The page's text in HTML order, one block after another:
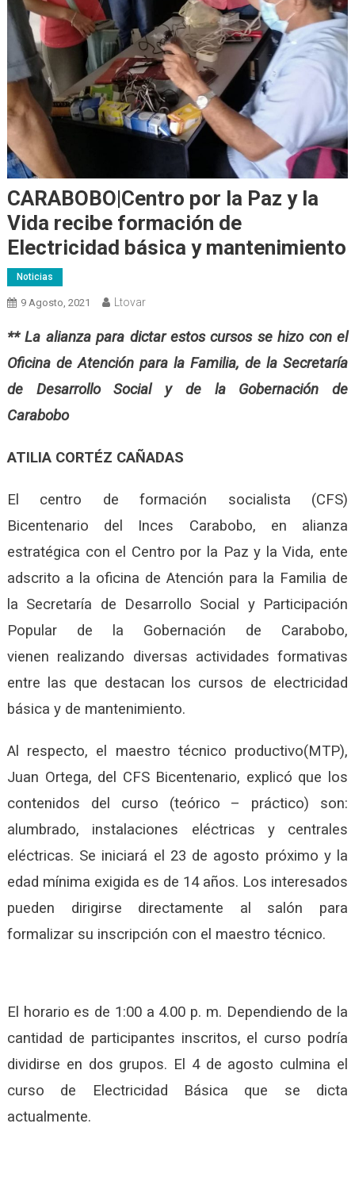
CARABOBO|Centro por la Paz y la
Vida recibe formación de
Electricidad básica y mantenimiento
Noticias
9 Agosto, 2021 Ltovar
** La alianza para dictar estos cursos se hizo con el
Oficina de Atención para la Familia, de la Secretaría
de Desarrollo Social y de la Gobernación de
Carabobo
ATILIA CORTÉZ CAÑADAS
El centro de formación socialista (CFS)
Bicentenario del Inces Carabobo, en alianza
estratégica con el Centro por la Paz y la Vida, ente
adscrito a la oficina de Atención para la Familia de
la Secretaría de Desarrollo Social y Participación
Popular de la Gobernación de Carabobo,
vienen realizando diversas actividades formativas
entre las que destacan los cursos de electricidad
básica y de mantenimiento.
Al respecto, el maestro técnico productivo(MTP),
Juan Ortega, del CFS Bicentenario, explicó que los
contenidos del curso (teórico – práctico) son:
alumbrado, instalaciones eléctricas y centrales
eléctricas. Se iniciará el 23 de agosto próximo y la
edad mínima exigida es de 14 años. Los interesados
pueden dirigirse directamente al salón para
formalizar su inscripción con el maestro técnico.
El horario es de 1:00 a 4.00 p. m. Dependiendo de la
cantidad de participantes inscritos, el curso podría
dividirse en dos grupos. El 4 de agosto culmina el
curso de Electricidad Básica que se dicta
actualmente.